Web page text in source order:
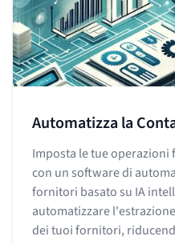
Automatizza la
Imposta le tue
con un software di
fornitori basato su IA
automatizzare
dei tuoi fornitori,